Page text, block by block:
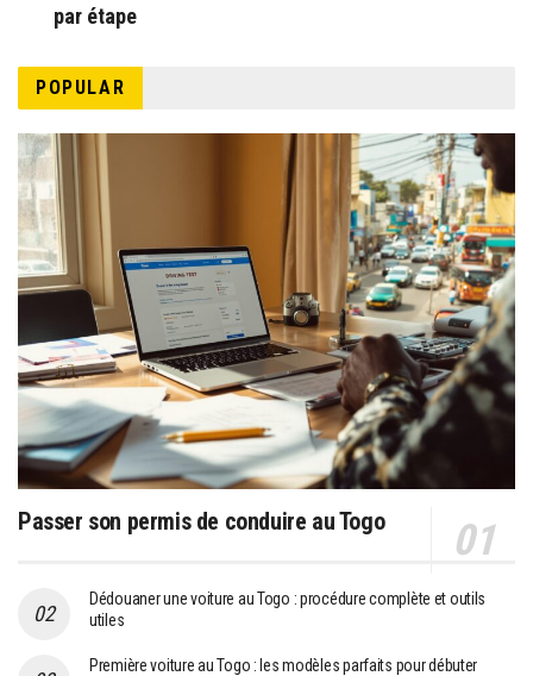
par étape
POPULAR
Passer son permis de conduire au Togo
Dédouaner une voiture au Togo : procédure complète et outils
utiles
Première voiture au Togo : les modèles parfaits pour débuter